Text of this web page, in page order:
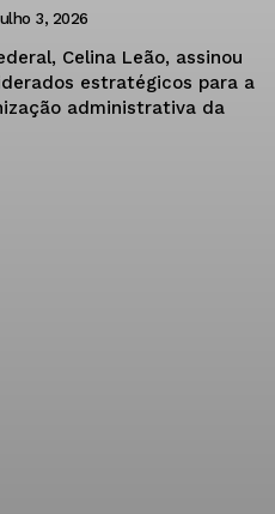
3, 2026
Celina Leão, assinou
estratégicos para a
administrativa da